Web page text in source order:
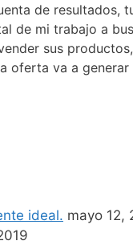
de resultados,
mi trabajo a
sus
oferta va a
ideal. mayo 12,